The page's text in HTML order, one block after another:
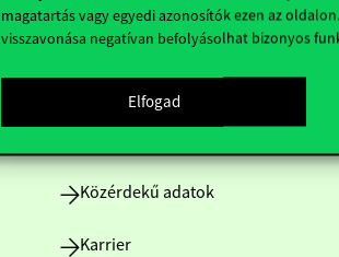
magatartás vagy egyedi azonosítók ezen az
visszavonása negatívan befolyásolhat bizonyos
Elfogad
Közérdekű adatok
Karrier